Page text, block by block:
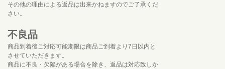
その他の理由による返品は出来かねますのでご了承くだ
さい。
不良品
商品到着後ご対応可能期限は商品ご到着より7日以内と
させていただきます。
商品に不良・欠陥がある場合を除き、返品は対応致しか